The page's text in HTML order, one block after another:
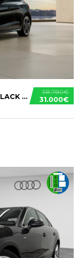
38.780€
31.000€
AUDI A1 SPORTBACK ADRENALIN BLACK EDITION S TRONIC 30 TFSI.....